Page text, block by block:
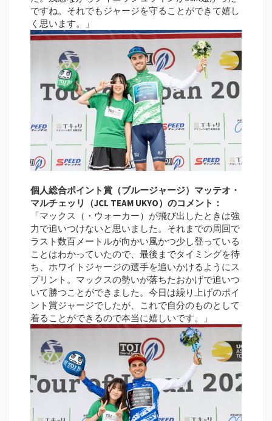
ですね。それでもジャージを守ることができて嬉し
く思います。」
個⼈総合ポイント賞（ブルージャージ）マッテオ・
マルチェッリ（JCL TEAM UKYO）のコメント：
「マックス（・ウォーカー）が飛び出したときは強
力で追いつけないと思いました。それまでの周回で
ラスト数百メートルが向かい風かつ少し登っている
ことはわかっていたので、最後までタイミングを待
ち、ホワイトジャージの選手を追いかけるようにス
プリント。マックスの勢いが落ちたおかげで追いつ
いて勝つことができました。今日は繰り上げのポイ
ント賞ジャージでしたが、これで自分のものとして
着ることができるので本当に嬉しいです。」